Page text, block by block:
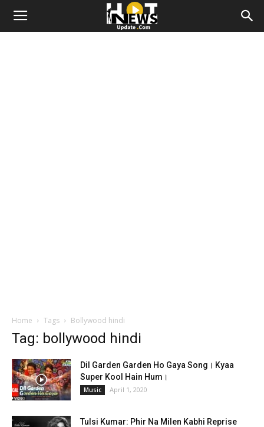
Home Tags Bollywood hindi
Tag: bollywood hindi
Dil Garden Garden Ho Gaya Song। Kyaa
Super Kool Hain Hum।
Music April 1, 2020
Tulsi Kumar: Phir Na Milen Kabhi Reprise